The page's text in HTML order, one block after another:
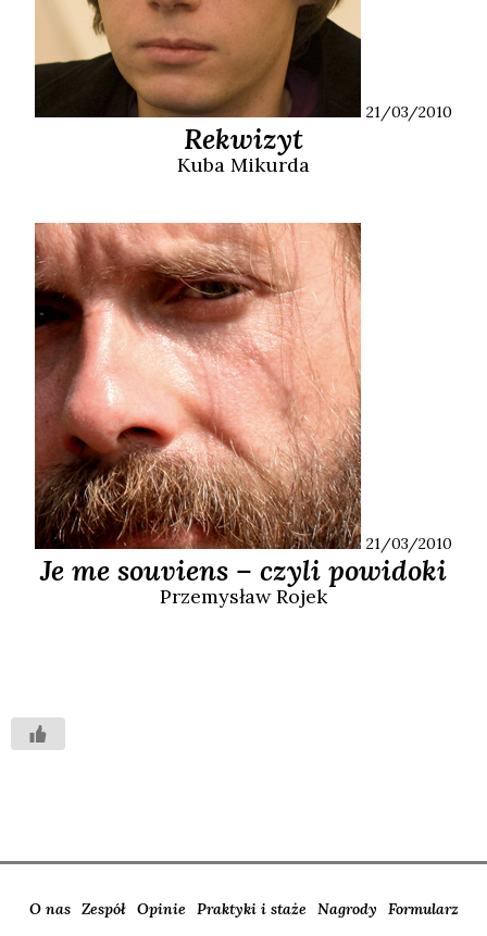
21/03/2010
Rekwizyt
Kuba Mikurda
21/03/2010
Je me souviens – czyli powidoki
PrzemysławRojek
O nas Zespół Opinie Praktyki i staże Nagrody Formularz